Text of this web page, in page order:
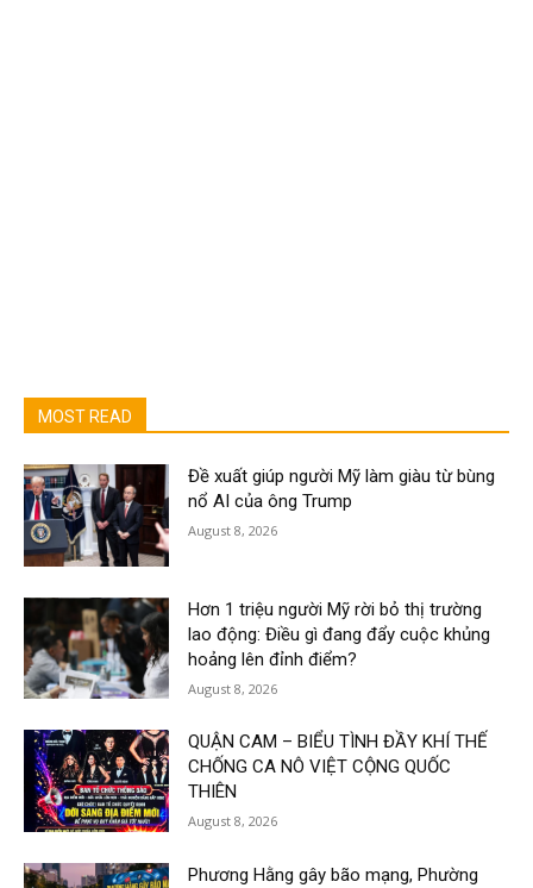
MOST READ
Đề xuất giúp người Mỹ làm giàu từ bùng
nổ AI của ông Trump
August 8, 2026
Hơn 1 triệu người Mỹ rời bỏ thị trường
lao động: Điều gì đang đẩy cuộc khủng
hoảng lên đỉnh điểm?
August 8, 2026
QUẬN CAM – BIỂU TÌNH ĐẦY KHÍ THẾ
CHỐNG CA NÔ VIỆT CỘNG QUỐC
THIÊN
August 8, 2026
Phương Hằng gây bão mạng, Phường